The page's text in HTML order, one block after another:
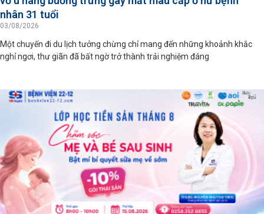
nhân 31 tuổi
03/08/2026
Một chuyến đi du lịch tưởng chừng chỉ mang đến những khoảnh khắc
nghỉ ngơi, thư giãn đã bất ngờ trở thành trải nghiệm đáng